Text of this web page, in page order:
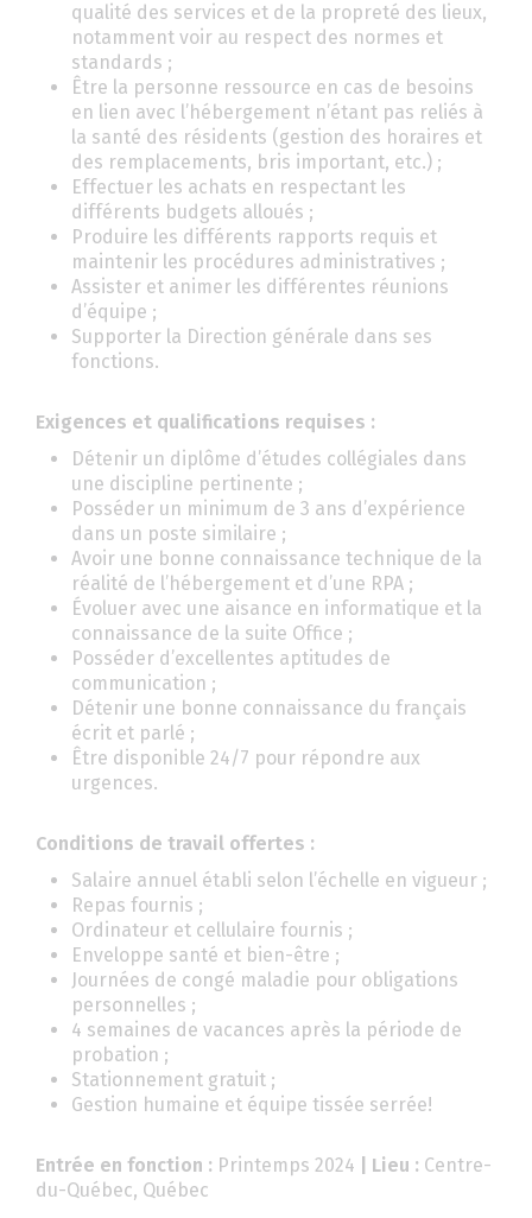
qualité des services et de la propreté des lieux,
notamment voir au respect des normes et
standards ;
Être la personne ressource en cas de besoins
en lien avec l’hébergement n’étant pas reliés à
la santé des résidents (gestion des horaires et
des remplacements, bris important, etc.) ;
Effectuer les achats en respectant les
différents budgets alloués ;
Produire les différents rapports requis et
maintenir les procédures administratives ;
Assister et animer les différentes réunions
d’équipe ;
Supporter la Direction générale dans ses
fonctions.
Exigences et qualifications requises :
Détenir un diplôme d’études collégiales dans
une discipline pertinente ;
Posséder un minimum de 3 ans d’expérience
dans un poste similaire ;
Avoir une bonne connaissance technique de la
réalité de l’hébergement et d’une RPA ;
Évoluer avec une aisance en informatique et la
connaissance de la suite Office ;
Posséder d’excellentes aptitudes de
communication ;
Détenir une bonne connaissance du français
écrit et parlé ;
Être disponible 24/7 pour répondre aux
urgences.
Conditions de travail offertes :
Salaire annuel établi selon l’échelle en vigueur ;
Repas fournis ;
Ordinateur et cellulaire fournis ;
Enveloppe santé et bien-être ;
Journées de congé maladie pour obligations
personnelles ;
4 semaines de vacances après la période de
probation ;
Stationnement gratuit ;
Gestion humaine et équipe tissée serrée!
Entrée en fonction : Printemps 2024 | Lieu : Centre-
du-Québec, Québec